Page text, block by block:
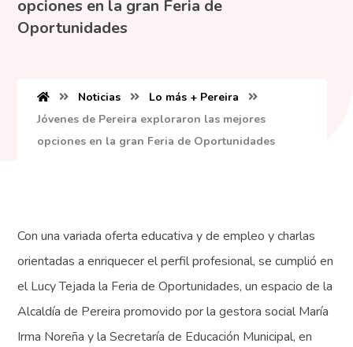
opciones en la gran Feria de
Oportunidades
Noticias
Lo más + Pereira
Jóvenes de Pereira exploraron las mejores
opciones en la gran Feria de Oportunidades
Con una variada oferta educativa y de empleo y charlas
orientadas a enriquecer el perfil profesional, se cumplió en
el Lucy Tejada la Feria de Oportunidades, un espacio de la
Alcaldía de Pereira promovido por la gestora social María
Irma Noreña y la Secretaría de Educación Municipal, en